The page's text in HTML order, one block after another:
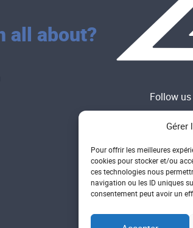
Gérer
Pour offrir les meilleures
cookies pour stocker et/ou
ces technologies nous
navigation ou les ID uniques
consentement peut avoir un
all about?
Follow us